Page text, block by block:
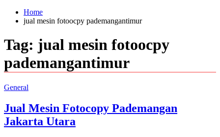
Home
jual mesin fotoocpy pademangantimur
Tag: jual mesin fotoocpy
pademangantimur
General
Jual Mesin Fotocopy Pademangan
Jakarta Utara